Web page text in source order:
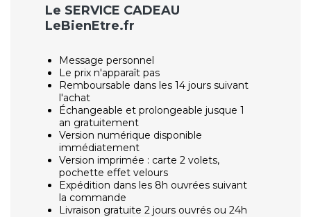
Le SERVICE CADEAU
LeBienEtre.fr
Message personnel
Le prix n'apparaît pas
Remboursable dans les 14 jours suivant
l'achat
Échangeable et prolongeable jusque 1
an gratuitement
Version numérique disponible
immédiatement
Version imprimée : carte 2 volets,
pochette effet velours
Expédition dans les 8h ouvrées suivant
la commande
Livraison gratuite 2 jours ouvrés ou 24h